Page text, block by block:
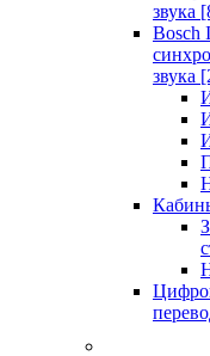
звука
Bosch
звука